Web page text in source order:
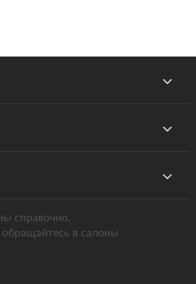
справочно.
в салоны